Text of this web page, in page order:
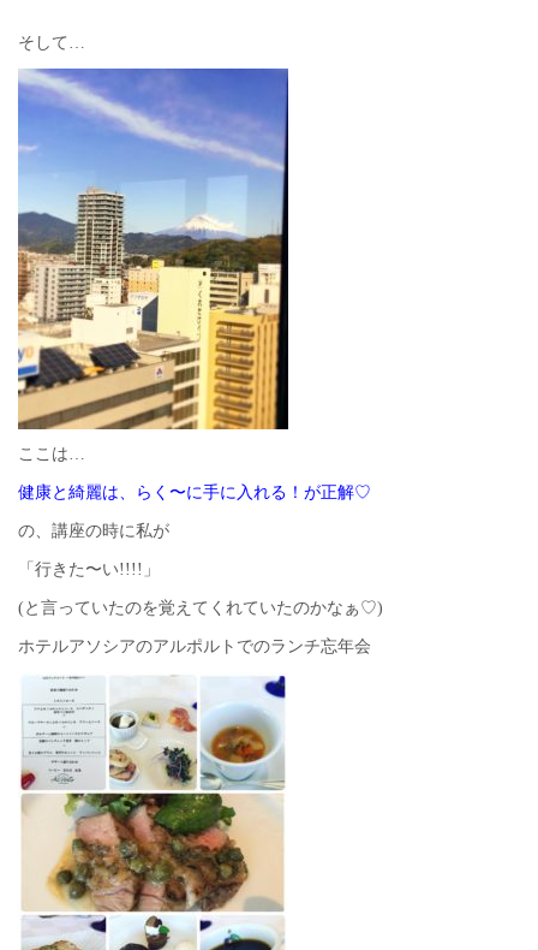
そして…
ここは…
健康と綺麗は、らく〜に手に入れる！が正解♡
の、講座の時に私が
「行きた〜い!!!!」
(と言っていたのを覚えてくれていたのかなぁ♡)
ホテルアソシアのアルポルトでのランチ忘年会